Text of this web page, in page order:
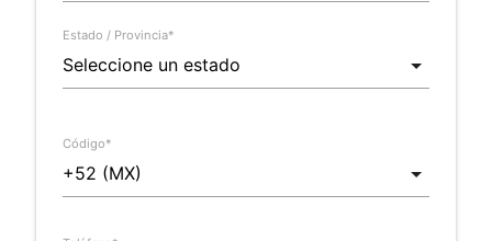
Estado / Provincia*
Código*